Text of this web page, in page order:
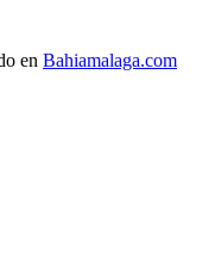
en Bahiamalaga.com